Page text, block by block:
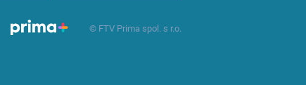
© FTV Prima spol. s r.o.